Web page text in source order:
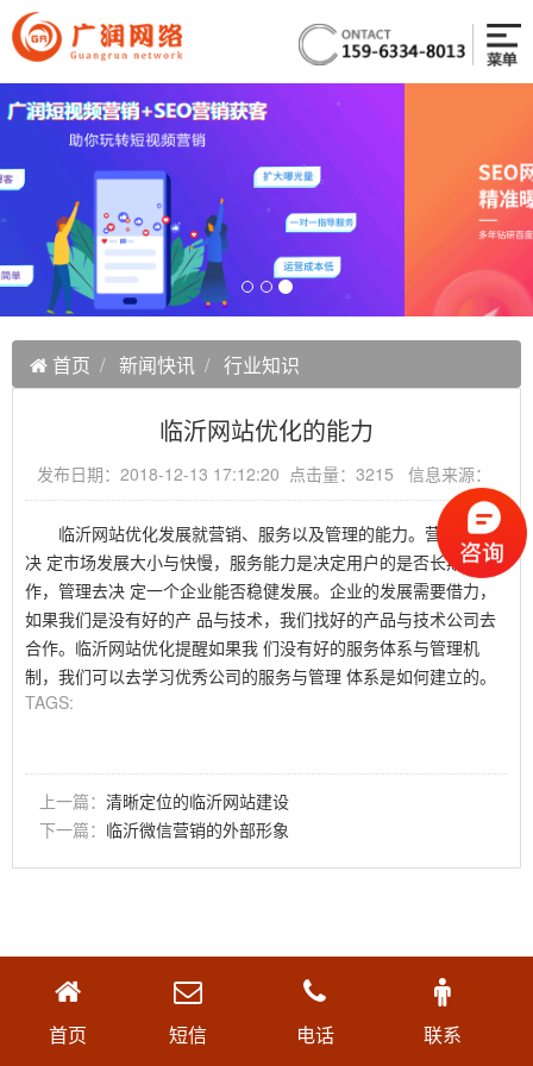
首页 新闻快讯 行业知识
临沂网站优化的能力
发布日期：2018-12-13 17:12:20 点击量：3215 信息来源：
临沂网站优化发展就营销、服务以及管理的能力。营销能力是
决 定市场发展大小与快慢，服务能力是决定用户的是否长期合
作，管理去决 定一个企业能否稳健发展。企业的发展需要借力，
如果我们是没有好的产 品与技术，我们找好的产品与技术公司去
合作。临沂网站优化提醒如果我 们没有好的服务体系与管理机
制，我们可以去学习优秀公司的服务与管理 体系是如何建立的。
TAGS:
上一篇： 清晰定位的临沂网站建设
下一篇： 临沂微信营销的外部形象
首页 短信 电话 联系